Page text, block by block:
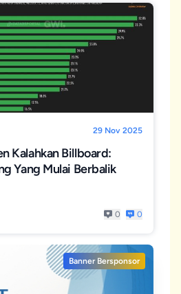
29 Nov 2025
Kalahkan Billboard:
Yang Mulai Berbalik
0 0
Banner Bersponsor